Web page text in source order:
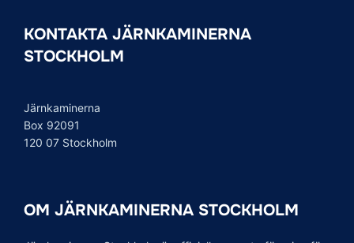
KONTAKTA JÄRNKAMINERNA
STOCKHOLM
Järnkaminerna
Box 92091
120 07 Stockholm
OM JÄRNKAMINERNA STOCKHOLM